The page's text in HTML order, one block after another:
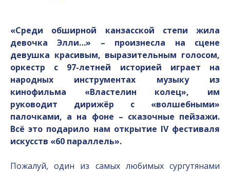
«Среди обширной канзасской степи жила
девочка Элли…» – произнесла на сцене
девушка красивым, выразительным голосом,
оркестр с 97-летней историей играет на
народных инструментах музыку из
кинофильма «Властелин колец», им
руководит дирижёр с «волшебными»
палочками, а на фоне – сказочные пейзажи.
Всё это подарило нам открытие IV фестиваля
искусств «60 параллель».
Пожалуй, один из самых любимых сургутянами